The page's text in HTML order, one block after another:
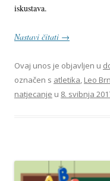
iskustava.
Nastavi čitati →
Ovaj unos je objavljen u
označen s atletika, Leo
natjecanje u 8. svibnja